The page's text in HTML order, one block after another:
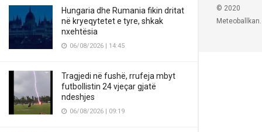
Hungaria dhe Rumania fikin dritat
në kryeqytetet e tyre, shkak
nxehtësia
06/08/2026 | 14:45
Tragjedi në fushë, rrufeja mbyt
futbollistin 24 vjeçar gjatë
ndeshjes
06/08/2026 | 09:19
© 2020